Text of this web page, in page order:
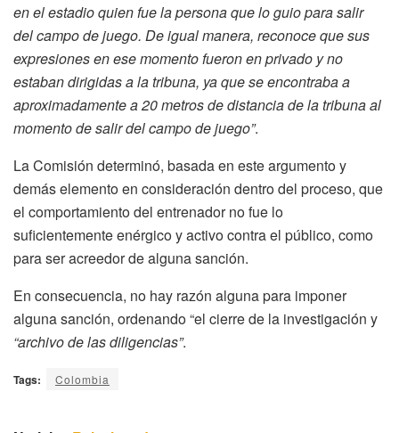
en el estadio quien fue la persona que lo guio para salir
del campo de juego. De igual manera, reconoce que sus
expresiones en ese momento fueron en privado y no
estaban dirigidas a la tribuna, ya que se encontraba a
aproximadamente a 20 metros de distancia de la tribuna al
momento de salir del campo de juego”.
La Comisión determinó, basada en este argumento y
demás elemento en consideración dentro del proceso, que
el comportamiento del entrenador no fue lo
suficientemente enérgico y activo contra el público, como
para ser acreedor de alguna sanción.
En consecuencia, no hay razón alguna para imponer
alguna sanción, ordenando “el cierre de la investigación y
“archivo de las diligencias”.
Tags: Colombia